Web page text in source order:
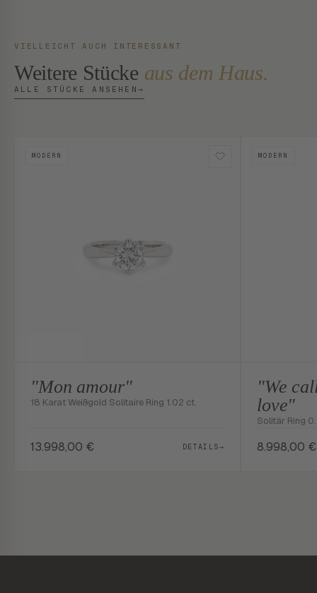
VIELLEICHT AUCH INTERESSANT
Weitere Stücke aus dem Haus.
ALLE STÜCKE ANSEHEN →
MODERN
"Mon amour"
18 Karat Weißgold Solitaire Ring 1.02 ct.
13.998,00 € DETAILS→
MODERN
"We
love"
Solitär Ring
8.998,00 €